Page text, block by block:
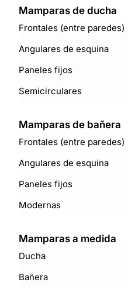
Mamparas de ducha
Frontales (entre paredes)
Angulares de esquina
Paneles fijos
Semicirculares
Mamparas de bañera
Frontales (entre paredes)
Angulares de esquina
Paneles fijos
Modernas
Mamparas a medida
Ducha
Bañera